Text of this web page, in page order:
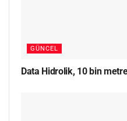
GÜNCEL
Data Hidrolik, 10 bin